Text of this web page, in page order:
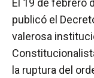
El 19 de febrero
publicó el
valerosa
la ruptura del